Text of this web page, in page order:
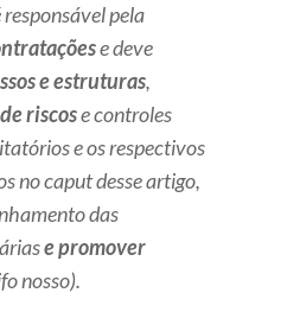
pela
e deve
e estruturas,
riscose controles
e os respectivos
no caput desse artigo,
das
e promover
nosso).